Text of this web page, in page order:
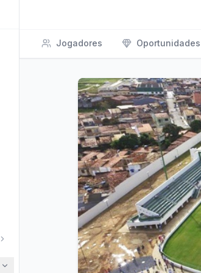
Jogadores Oportunidades